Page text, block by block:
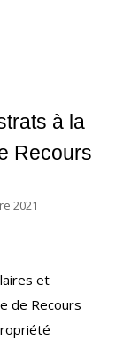
à la
Recours
2021
et
de Recours